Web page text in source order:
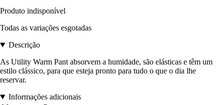
Produto indisponível
Todas as variações esgotadas
Descrição
As Utility Warm Pant absorvem a humidade, são elásticas e têm um
estilo clássico, para que esteja pronto para tudo o que o dia lhe
reservar.
Informações adicionais